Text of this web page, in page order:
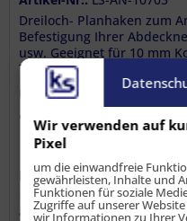
Dreiloch- Planhaken zum
Befestigung Ihrer
usw. Geeignet für 10 mm
Technische Daten
Lieferumfang 1 x Dreiloch -
Inhalt1 Einheit(en)
ab 1,00 € *
bis 9Stück
ab 10Stück
Wir verwenden auf
Pixel
um die einwandfreie
gewährleisten, Inhalte und
Funktionen für soziale
Zugriffe auf unserer
wir Informationen zu Ihrer